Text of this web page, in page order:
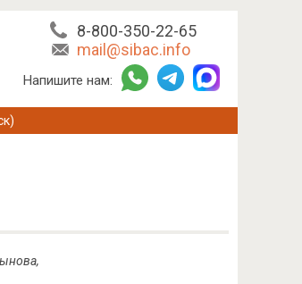
8-800-350-22-65
mail@sibac.info
Напишите нам: